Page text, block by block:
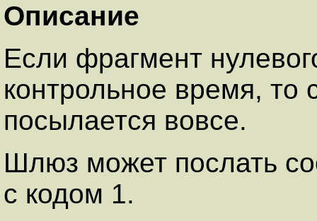
Описание
Если фрагмент
контрольное время,
посылается вовсе.
Шлюз может послать
с кодом 1.